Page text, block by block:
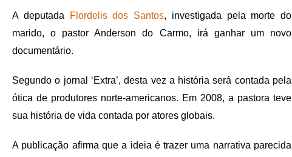
A deputada Flordelis dos Santos, investigada pela morte do
marido, o pastor Anderson do Carmo, irá ganhar um novo
documentário.
Segundo o jornal ‘Extra’, desta vez a história será contada pela
ótica de produtores norte-americanos. Em 2008, a pastora teve
sua história de vida contada por atores globais.
A publicação afirma que a ideia é trazer uma narrativa parecida